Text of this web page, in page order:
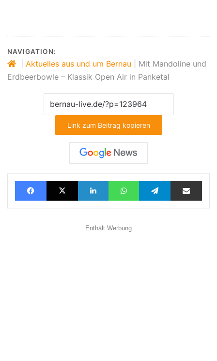
NAVIGATION:
Aktuelles aus und um Bernau
Mit Mandoline und
Erdbeerbowle – Klassik Open Air in Panketal
Link zum Beitrag kopieren
FacebookX LinkedInWhatsAppTelegramTeilen via E-Mail
Enthält Werbung